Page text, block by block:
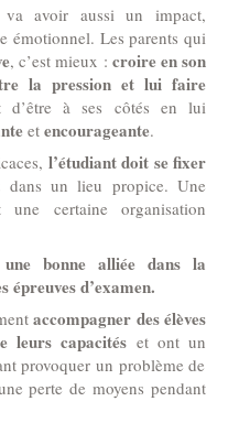
va avoir aussi un impact,
émotionnel. Les parents qui
, c’est mieux : croire en son
la pression et lui faire
à ses côtés en lui
et encourageante.
l’étudiant doit se fixer
dans un lieu propice. Une
certaine organisation
une bonne alliée dans la
épreuves d’examen.
accompagner des élèves
leurs capacités et ont un
provoquer un problème de
perte de moyens pendant